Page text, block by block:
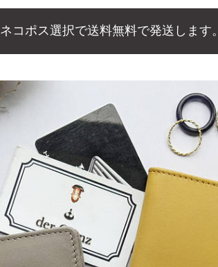
ネコポス選択で送料無料で発送します。